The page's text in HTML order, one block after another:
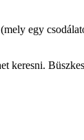
egy
keresni.